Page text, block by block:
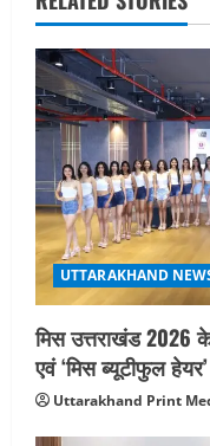
a
v
i
g
a
t
i
o
n
UTTARAKHAND
मिस उत्तराखंड 2026
एवं ‘मिस ब्यूटीफुल
Uttarakhand Print